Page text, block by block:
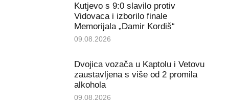
Kutjevo s 9:0 slavilo protiv
Vidovaca i izborilo finale
Memorijala „Damir Kordiš“
09.08.2026
Dvojica vozača u Kaptolu i Vetovu
zaustavljena s više od 2 promila
alkohola
09.08.2026